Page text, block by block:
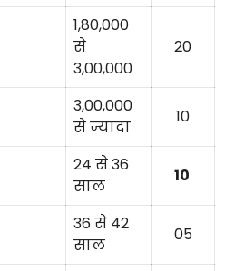
1,80,000
से
3,00,000
20
3,00,000
से ज्यादा
10
24 से 36
साल
10
36 से 42
साल
05